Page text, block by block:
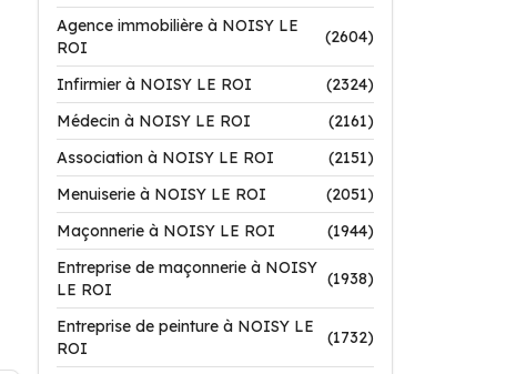
Agence immobilière à NOISY LE
ROI
(2604)
Infirmier à NOISY LE ROI
(2324)
Médecin à NOISY LE ROI
(2161)
Association à NOISY LE ROI
(2151)
Menuiserie à NOISY LE ROI
(2051)
Maçonnerie à NOISY LE ROI
(1944)
Entreprise de maçonnerie à NOISY
LE ROI
(1938)
Entreprise de peinture à NOISY LE
ROI
(1732)